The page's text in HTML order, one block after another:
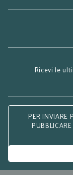
Ricevi le
PER INVIARE